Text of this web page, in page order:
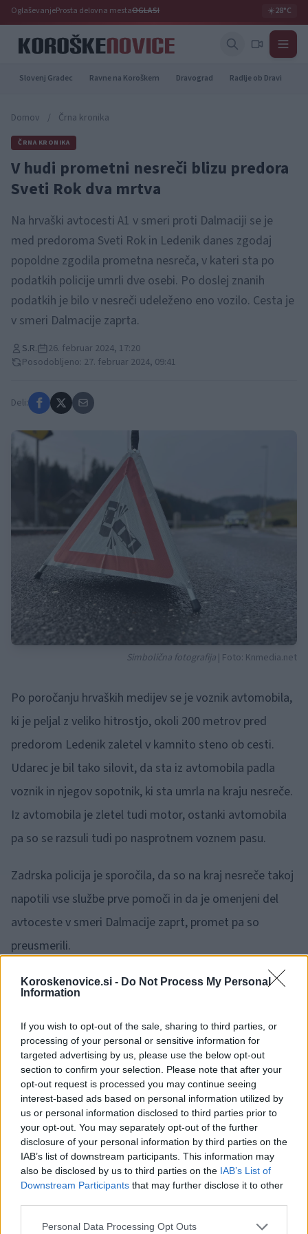
Koroskenovice.si - Do Not Process My Personal
Information
If you wish to opt-out of the sale, sharing to third parties, or
processing of your personal or sensitive information for
targeted advertising by us, please use the below opt-out
section to confirm your selection. Please note that after your
opt-out request is processed you may continue seeing
interest-based ads based on personal information utilized by
us or personal information disclosed to third parties prior to
your opt-out. You may separately opt-out of the further
disclosure of your personal information by third parties on the
IAB’s list of downstream participants. This information may
also be disclosed by us to third parties on the IAB’s List of
Downstream Participants that may further disclose it to other
Please note that this website/app uses one or more Google
Personal Data Processing Opt Outs
OglaševanjeProsta delovna mestaOGLASI ☀️28°C
Slovenj Gradec Ravne na Koroškem Dravograd Radlje ob Dravi
Domov / Črna kronika
ČRNA KRONIKA
V hudi prometni nesreči blizu predora
Sveti Rok dva mrtva
Na hrvaški avtocesti A1 v smeri proti Dalmaciji se je
med predoroma Sveti Rok in Ledenik danes zgodaj
popoldne zgodila prometna nesreča, v kateri sta po
podatkih policije umrli dve osebi. Po doslej znanih
podatkih je bilo v nesreči udeleženo eno vozilo. Cesta je
v smeri Dalmacije zaprta.
S.R.
26. februar 2024, 17:20
Posodobljeno: 27. februar 2024, 09:41
Deli:
Simbolična fotografija | Foto: Knmedia.net
Po poročanju hrvaških medijev se je voznik avtomobila,
ki je peljal z veliko hitrostjo, okoli 200 metrov pred
predorom Ledenik zaletel v kamnito steno ob cesti.
Udarec je bil tako silovit, da sta iz avtomobila padla
voznik in njegov sopotnik, ki sta umrla na kraju nesreče.
Iz avtomobila je zletel tudi motor, ostanki avtomobila
pa so se razsuli tudi po nasprotnem voznem pasu.
Zadrska policija je sporočila, da so na kraj nesreče takoj
napotili vse službe prve pomoči in da je omenjeni del
avtoceste v smeri Dalmacije zaprt, promet pa so
preusmerili.
Vir: STA
Failed to fetch
Kategorije: Črna kronika
Ključne besede: HRVAŠKA nesreča promet